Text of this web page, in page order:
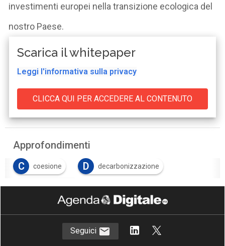
investimenti europei nella transizione ecologica del
nostro Paese.
Scarica il whitepaper
Leggi l'informativa sulla privacy
Approfondimenti
C
coesione D decarbonizzazione
I infrastrutture
Seguici